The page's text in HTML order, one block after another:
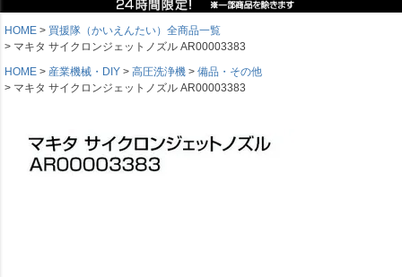
HOME
買援隊（かいえんたい）全商品一覧
マキタ サイクロンジェットノズル AR00003383
HOME
産業機械・DIY 高圧洗浄機
備品・その他
マキタ サイクロンジェットノズル AR00003383